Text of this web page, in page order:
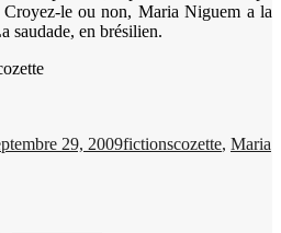
Croyez-le ou non, Maria Niguem a la
saudade, en brésilien.
29, 2009fictionscozette, Maria